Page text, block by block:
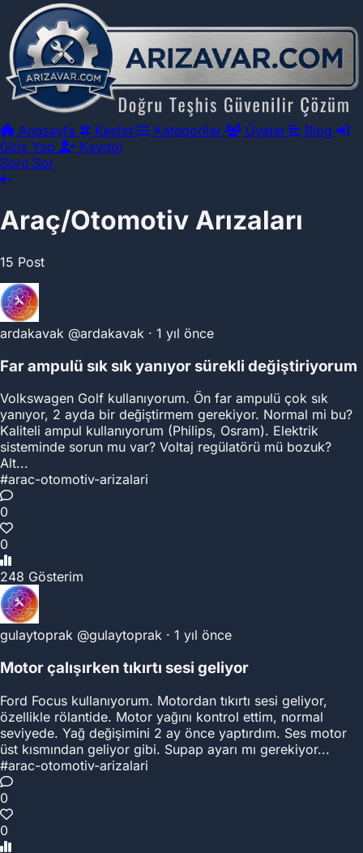
Anasayfa Keşfet Kategoriler Üyeler
Blog
Giriş Yap
Kaydol
Soru Sor
Araç/Otomotiv Arızaları
15 Post
ardakavak @ardakavak · 1 yıl önce
Far ampulü sık sık yanıyor sürekli değiştiriyorum
Volkswagen Golf kullanıyorum. Ön far ampulü çok sık
yanıyor, 2 ayda bir değiştirmem gerekiyor. Normal mi bu?
Kaliteli ampul kullanıyorum (Philips, Osram). Elektrik
sisteminde sorun mu var? Voltaj regülatörü mü bozuk?
Alt...
#arac-otomotiv-arizalari
0
0
248 Gösterim
gulaytoprak @gulaytoprak · 1 yıl önce
Motor çalışırken tıkırtı sesi geliyor
Ford Focus kullanıyorum. Motordan tıkırtı sesi geliyor,
özellikle rölantide. Motor yağını kontrol ettim, normal
seviyede. Yağ değişimini 2 ay önce yaptırdım. Ses motor
üst kısmından geliyor gibi. Supap ayarı mı gerekiyor...
#arac-otomotiv-arizalari
0
0